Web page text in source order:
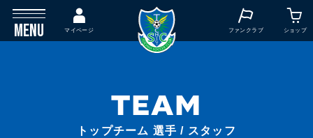
MENU マイページ ファンクラブ ショップ
TEAM
トップチーム 選手 / スタッフ